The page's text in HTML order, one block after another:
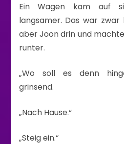
Ein Wagen kam auf
langsamer. Das war zwar
aber Joon drin und
runter.
„Wo soll es denn
grinsend.
„Nach Hause.“
„Steig ein.“